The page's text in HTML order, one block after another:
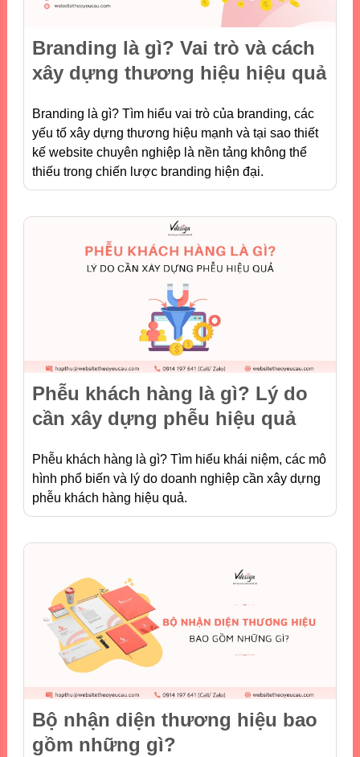
Branding là gì? Vai trò và cách
xây dựng thương hiệu hiệu quả
Branding là gì? Tìm hiểu vai trò của branding, các
yếu tố xây dựng thương hiệu mạnh và tại sao thiết
kế website chuyên nghiệp là nền tảng không thể
thiếu trong chiến lược branding hiện đại.
Phễu khách hàng là gì? Lý do
cần xây dựng phễu hiệu quả
Phễu khách hàng là gì? Tìm hiểu khái niệm, các mô
hình phổ biến và lý do doanh nghiệp cần xây dựng
phễu khách hàng hiệu quả.
Bộ nhận diện thương hiệu bao
gồm những gì?